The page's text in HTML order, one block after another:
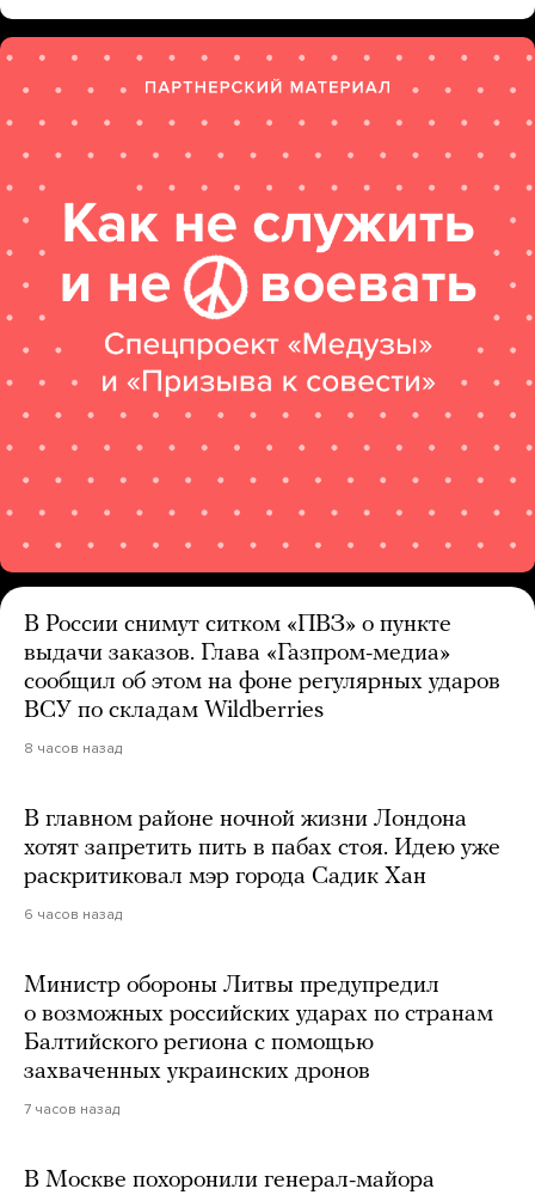
В России снимут ситком «ПВЗ» о пункте
выдачи заказов. Глава «Газпром-медиа»
сообщил об этом на фоне регулярных ударов
ВСУ по складам Wildberries
8 часов назад
В главном районе ночной жизни Лондона
хотят запретить пить в пабах стоя. Идею уже
раскритиковал мэр города Садик Хан
6 часов назад
Министр обороны Литвы предупредил
о возможных российских ударах по странам
Балтийского региона с помощью
захваченных украинских дронов
7 часов назад
В Москве похоронили генерал-майора